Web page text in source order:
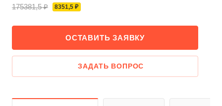
175381,5 ₽ 8351,5 ₽
ОСТАВИТЬ ЗАЯВКУ
ЗАДАТЬ ВОПРОС